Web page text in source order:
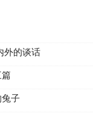
外的谈话
子